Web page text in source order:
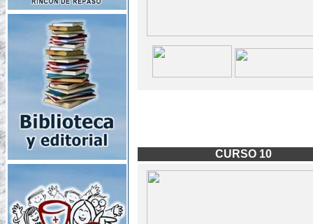
CURSO 10